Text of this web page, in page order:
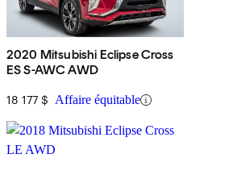
2020 Mitsubishi Eclipse Cross
ES S-AWC AWD
18 177 $ Affaire équitable